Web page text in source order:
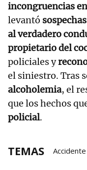
incongruencias
levantó
al verdadero
propietario del
policiales y
el siniestro. Tras
alcoholemia, el
que los hechos
policial.
TEMAS Accidente